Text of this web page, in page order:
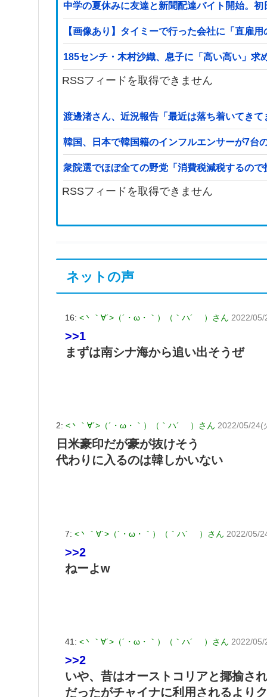
中学の夏休みに友達と新聞配達バイト開始。
【画像あり】タイミーで行った会社に「直雇
185センチ・木村沙織、息子に「高い高い」求
RSSフィードを取得できません
渡邊渚さん、近況報告「最近は落ち着いてきて
韓国、日本で韓国籍のインフルエンサーが7台
衆院選でほぼ全ての野党「消費税減税するの
RSSフィードを取得できません
ネットの声
16: <丶｀∀´>（´・ω・｀）（｀ハ´ ）さん 2022/
>>1
まずは南シナ海から追い出そうぜ
2: <丶｀∀´>（´・ω・｀）（｀ハ´ ）さん 2022/05/24(
日米豪印だが豪が抜けそう
代わりに入るのは韓しかいない
7: <丶｀∀´>（´・ω・｀）（｀ハ´ ）さん 2022/05/
>>2
ねーよw
41: <丶｀∀´>（´・ω・｀）（｀ハ´ ）さん 2022/05/
>>2
いや、昔はオーストコリアと揶揄さ
だったがチャイナに利用されるより